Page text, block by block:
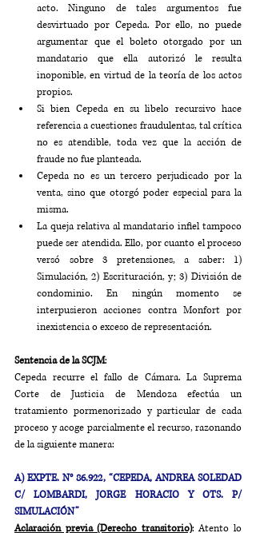
acto. Ninguno de tales argumentos fue
desvirtuado por Cepeda. Por ello, no puede
argumentar que el boleto otorgado por un
mandatario que ella autorizó le resulta
inoponible, en virtud de la teoría de los actos
propios.
Si bien Cepeda en su libelo recursivo hace
referencia a cuestiones fraudulentas, tal crítica
no es atendible, toda vez que la acción de
fraude no fue planteada.
Cepeda no es un tercero perjudicado por la
venta, sino que otorgó poder especial para la
misma.
La queja relativa al mandatario infiel tampoco
puede ser atendida. Ello, por cuanto el proceso
versó sobre 3 pretensiones, a saber: 1)
Simulación, 2) Escrituración, y; 3) División de
condominio. En ningún momento se
interpusieron acciones contra Monfort por
inexistencia o exceso de representación.
Sentencia de la SCJM:
Cepeda recurre el fallo de Cámara. La Suprema
Corte de Justicia de Mendoza efectúa un
tratamiento pormenorizado y particular de cada
proceso y acoge parcialmente el recurso, razonando
de la siguiente manera:
A) EXPTE. N° 86.922, “CEPEDA, ANDREA SOLEDAD
C/ LOMBARDI, JORGE HORACIO Y OTS. P/
SIMULACIÓN”
Aclaración previa (Derecho transitorio): Atento lo